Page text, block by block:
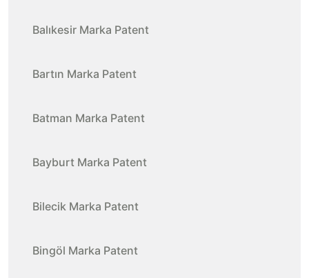
Balıkesir Marka Patent
Bartın Marka Patent
Batman Marka Patent
Bayburt Marka Patent
Bilecik Marka Patent
Bingöl Marka Patent